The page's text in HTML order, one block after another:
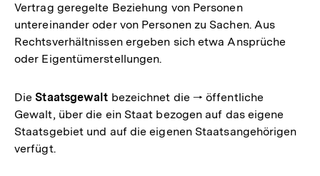
Vertrag geregelte Beziehung von Personen
untereinander oder von Personen zu Sachen. Aus
Rechtsverhältnissen ergeben sich etwa Ansprüche
oder Eigentümerstellungen.
DieStaatsgewalt bezeichnet die 🠒 öffentliche
Gewalt, über die ein Staat bezogen auf das eigene
Staatsgebiet und auf die eigenen Staatsangehörigen
verfügt.